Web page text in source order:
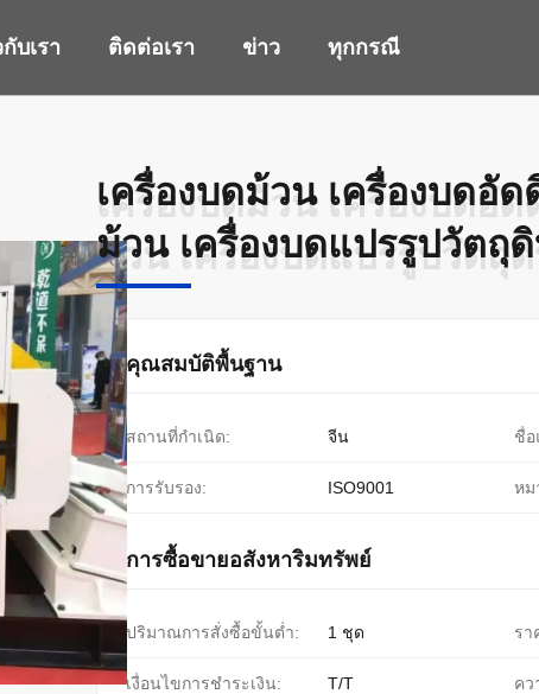
บเรา ติดต่อเรา ข่าว ทุกกรณี
เครื่องบดม้วน เครื่องบดอั
ม้วน เครื่องบดแปรรูปวัตถุ
เครื่องบดม้วน เครื่องบดอั
ม้วน เครื่องบดแปรรูปวัตถุ
คุณสมบัติพื้นฐาน
สถานที่กำเนิด: จีน ชื่อ
การรับรอง: ISO9001 หม
การซื้อขายอสังหาริมทรัพย์
ปริมาณการสั่งซื้อขั้นต่ำ: 1 ชุด รา
เงื่อนไขการชำระเงิน: T/T
คว